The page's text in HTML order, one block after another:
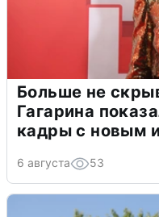
Больше не
Гагарина
кадры с новым
6 августа 53